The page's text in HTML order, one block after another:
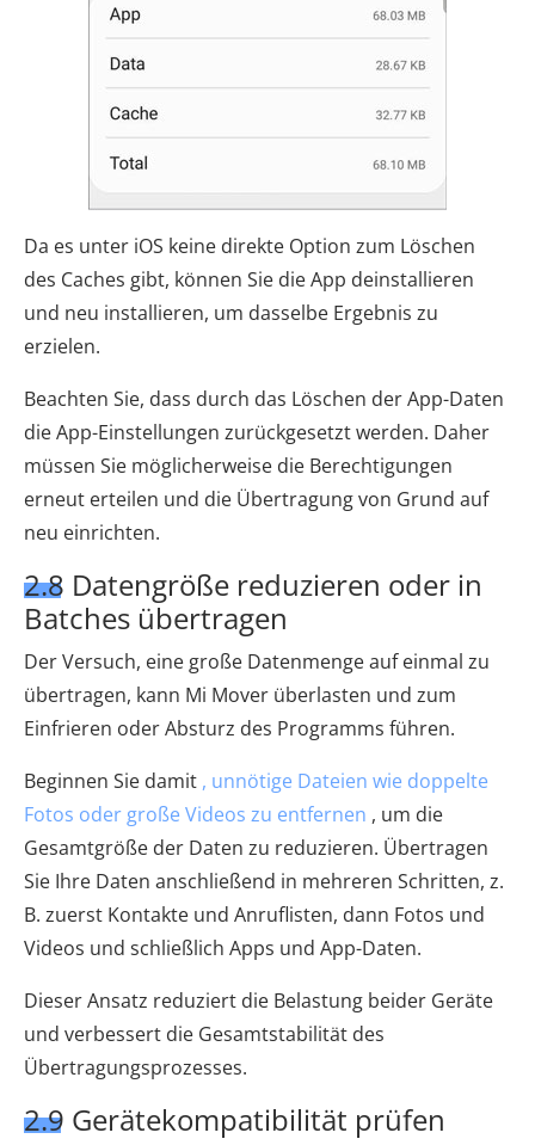
Da es unter iOS keine direkte Option zum Löschen
des Caches gibt, können Sie die App deinstallieren
und neu installieren, um dasselbe Ergebnis zu
erzielen.
Beachten Sie, dass durch das Löschen der App-Daten
die App-Einstellungen zurückgesetzt werden. Daher
müssen Sie möglicherweise die Berechtigungen
erneut erteilen und die Übertragung von Grund auf
neu einrichten.
2.8 Datengröße reduzieren oder in
Batches übertragen
Der Versuch, eine große Datenmenge auf einmal zu
übertragen, kann Mi Mover überlasten und zum
Einfrieren oder Absturz des Programms führen.
Beginnen Sie damit , unnötige Dateien wie doppelte
Fotos oder große Videos zu entfernen , um die
Gesamtgröße der Daten zu reduzieren. Übertragen
Sie Ihre Daten anschließend in mehreren Schritten, z.
B. zuerst Kontakte und Anruflisten, dann Fotos und
Videos und schließlich Apps und App-Daten.
Dieser Ansatz reduziert die Belastung beider Geräte
und verbessert die Gesamtstabilität des
Übertragungsprozesses.
2.9 Gerätekompatibilität prüfen